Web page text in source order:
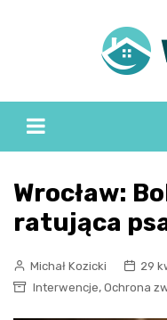
Wrocław:
ratująca
Michał Kozicki
29
Interwencje, Ochrona